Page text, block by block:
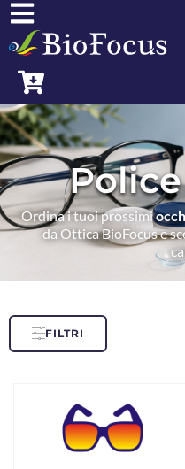
Ordina i tuoi prossimi
da Ottica BioFocus e
FILTRI